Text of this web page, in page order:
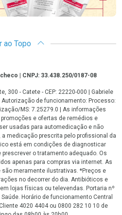
ao Topo
| CNPJ: 33.438.250/0187-08
300 - Catete - CEP: 22220-000 | Gabriele
Autorização de funcionamento: Processo:
MS: 7.25279.0 | As informações
e ofertas de remédios e
usadas para automedicação e não
medicação prescrita pelo profissional da
está em condições de diagnosticar
prescrever o tratamento adequado. Os
apenas para compras via internet. As
meramente ilustrativas. *Preços e
no decorrer do dia. Antibióticos e
lojas físicas ou televendas. Portaria nº
Horário de funcionamento Central
4020 4404 ou 0800 282 10 10 de